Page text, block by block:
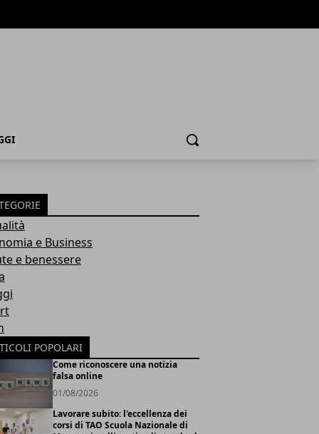
Cerca
e Business
e benessere
POPOLARI
Come riconoscere una notizia
falsa online
01/08/2026
Lavorare subito: l'eccellenza dei
corsi di TAO Scuola Nazionale di